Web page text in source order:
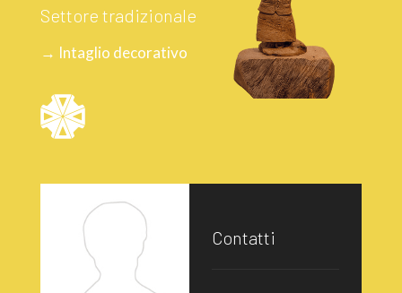
Settore tradizionale
→ Intaglio decorativo
Contatti